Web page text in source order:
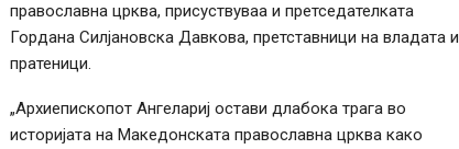
православна црква, присуствуваа и претседателката
Гордана Силјановска Давкова, претставници на владата и
пратеници.
„Архиепископот Ангелариј остави длабока трага во
историјата на Македонската православна црква како